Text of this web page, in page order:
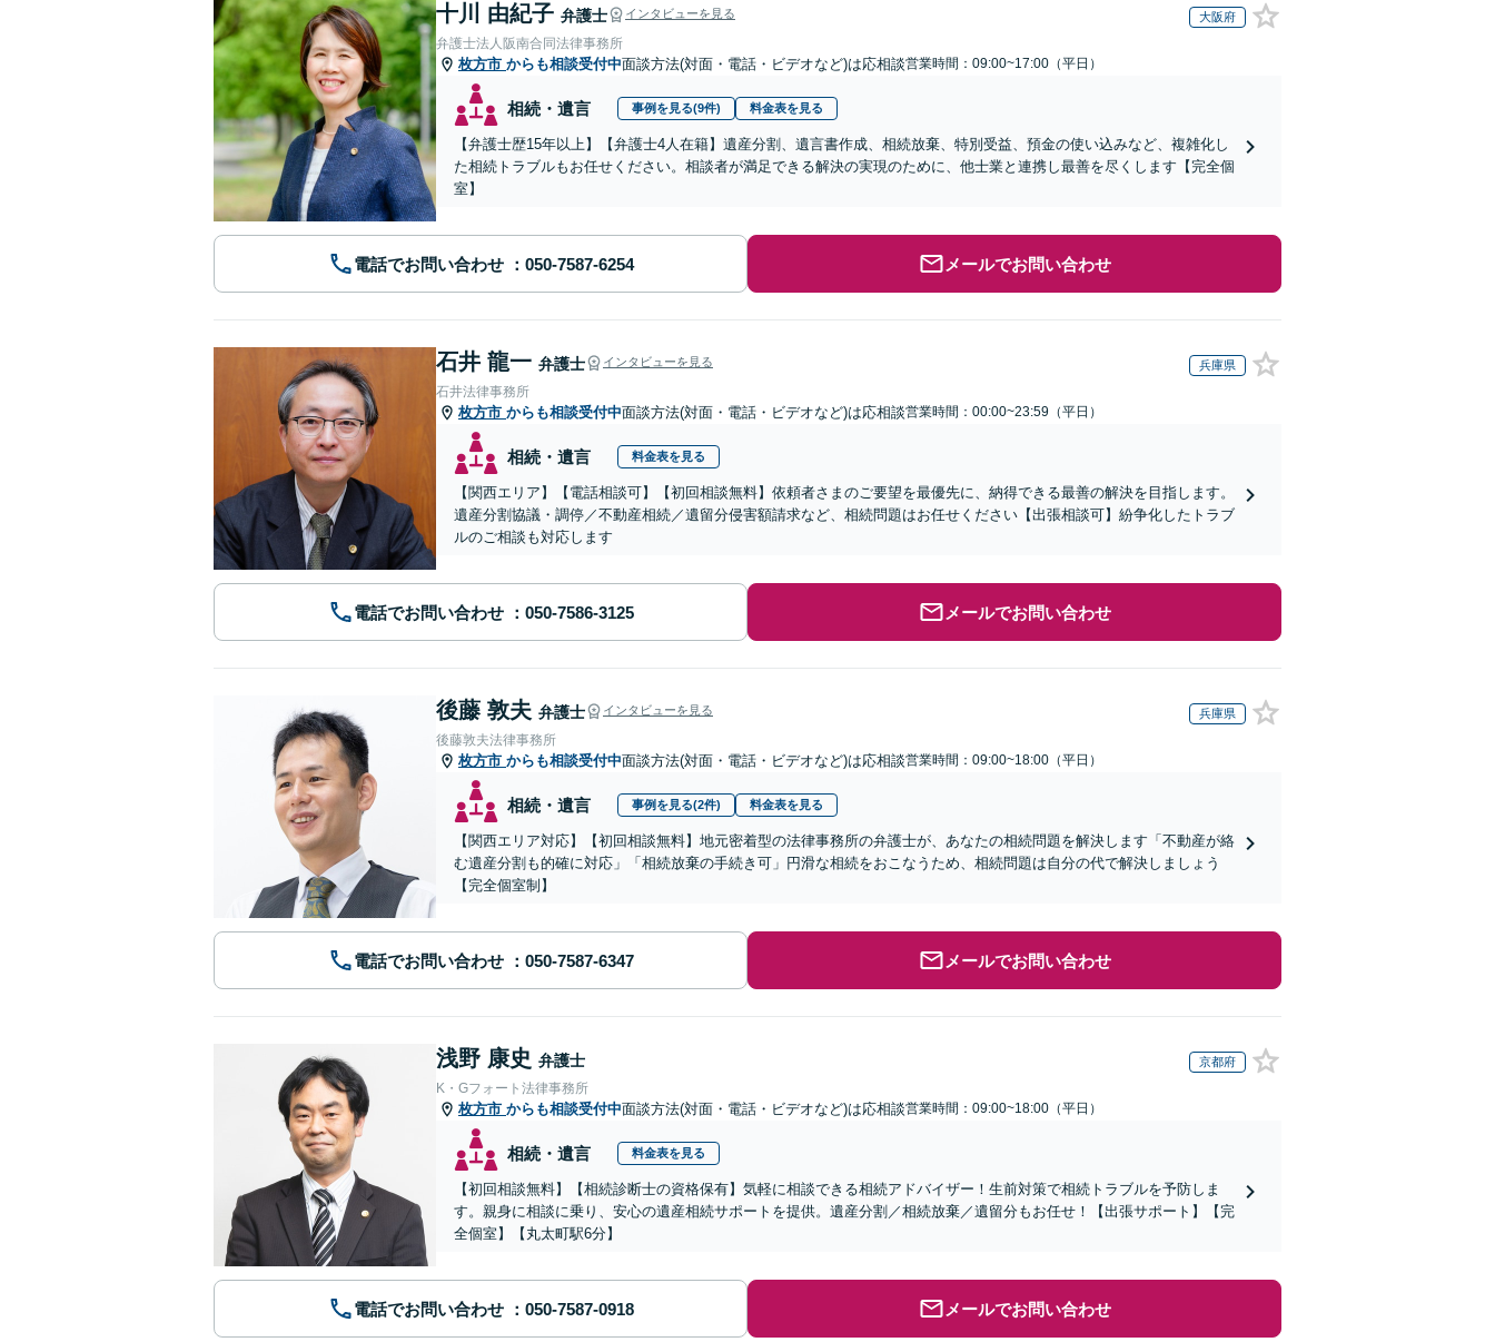
十川 由紀子 弁護士 インタビューを見る 大阪府
弁護士法人阪南合同法律事務所
枚方市 からも相談受付中面談方法(対面・電話・ビデオなど)は応相談営業時間：09:00~17:00（平日）
相続・遺言 事例を見る(9件) 料金表を見る
【弁護士歴15年以上】【弁護士4人在籍】遺産分割、遺言書作成、相続放棄、特別受益、預金の使い込みなど、複雑化し
た相続トラブルもお任せください。相談者が満足できる解決の実現のために、他士業と連携し最善を尽くします【完全個
室】
電話でお問い合わせ メールでお問い合わせ
石井 龍一 弁護士 インタビューを見る 兵庫県
石井法律事務所
枚方市 からも相談受付中面談方法(対面・電話・ビデオなど)は応相談営業時間：00:00~23:59（平日）
相続・遺言 料金表を見る
【関西エリア】【電話相談可】【初回相談無料】依頼者さまのご要望を最優先に、納得できる最善の解決を目指します。
遺産分割協議・調停／不動産相続／遺留分侵害額請求など、相続問題はお任せください【出張相談可】紛争化したトラブ
ルのご相談も対応します
電話でお問い合わせ メールでお問い合わせ
後藤 敦夫 弁護士 インタビューを見る 兵庫県
後藤敦夫法律事務所
枚方市 からも相談受付中面談方法(対面・電話・ビデオなど)は応相談営業時間：09:00~18:00（平日）
相続・遺言 事例を見る(2件) 料金表を見る
【関西エリア対応】【初回相談無料】地元密着型の法律事務所の弁護士が、あなたの相続問題を解決します「不動産が絡
む遺産分割も的確に対応」「相続放棄の手続き可」円滑な相続をおこなうため、相続問題は自分の代で解決しましょう
【完全個室制】
電話でお問い合わせ メールでお問い合わせ
浅野 康史 弁護士 京都府
K・Gフォート法律事務所
枚方市 からも相談受付中面談方法(対面・電話・ビデオなど)は応相談営業時間：09:00~18:00（平日）
相続・遺言 料金表を見る
【初回相談無料】【相続診断士の資格保有】気軽に相談できる相続アドバイザー！生前対策で相続トラブルを予防しま
す。親身に相談に乗り、安心の遺産相続サポートを提供。遺産分割／相続放棄／遺留分もお任せ！【出張サポート】【完
全個室】【丸太町駅6分】
電話でお問い合わせ メールでお問い合わせ